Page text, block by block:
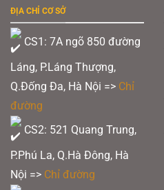
ĐỊA CHỈ CƠ SỞ
CS1: 7A ngõ 850 đường
Láng, P.Láng Thượng,
Q.Đống Đa, Hà Nội => Chỉ
đường
CS2: 521 Quang Trung,
P.Phú La, Q.Hà Đông, Hà
Nội => Chỉ đường